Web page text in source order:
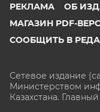
РЕКЛАМА
ОБ
МАГАЗИН PDF-
СООБЩИТЬ В
Сетевое издание
Министерством
Казахстана.